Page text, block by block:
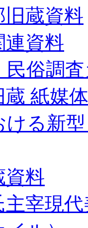
旧蔵資料
連資料
俗調査
蔵 紙媒
ける新
資料
主宰現